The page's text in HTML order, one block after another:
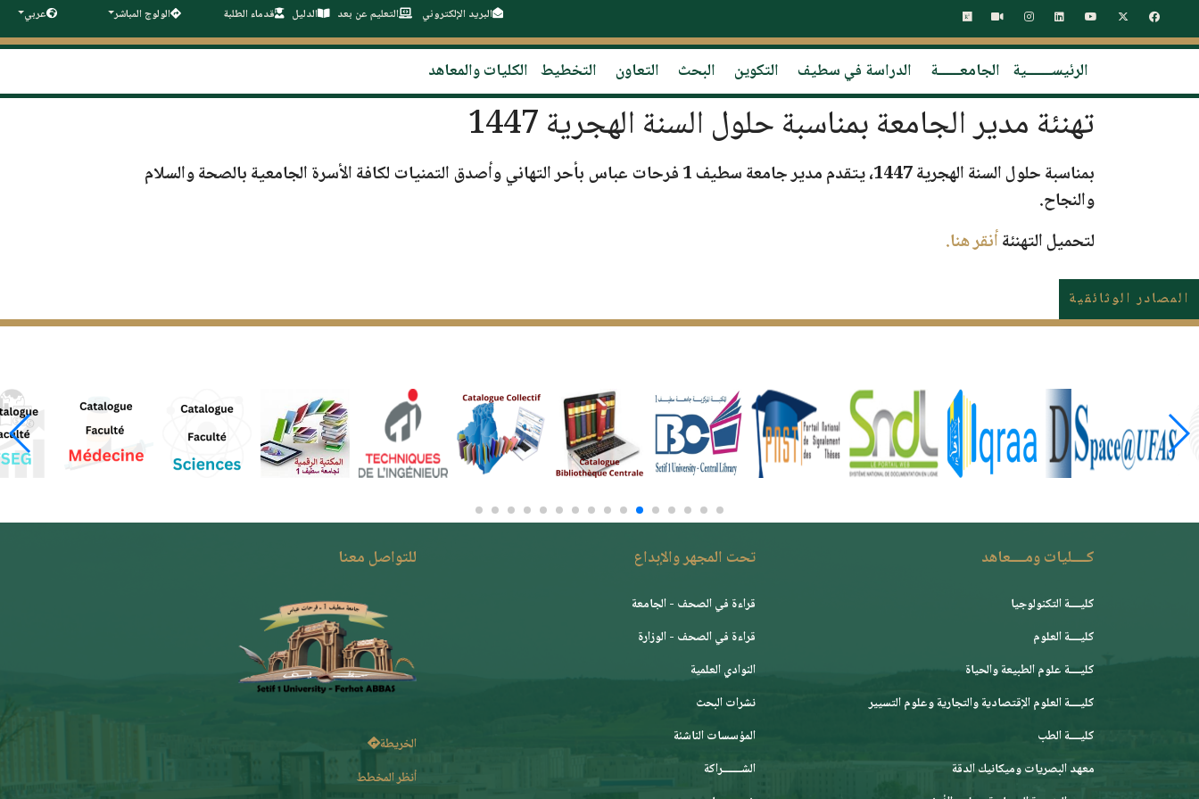
البريد الإلكتروني التعليم عن بعد الدليل قدماء الطلبة الولوج المباشر عربي
الرئيســـــــية الجامعــــــة الدراسة في سطيف التكوين البحث التعاون التخطيط الكليات والمعاهد
تهنئة مدير الجامعة بمناسبة حلول السنة الهجرية 1447
بمناسبة حلول السنة الهجرية1447، يتقدم مديرجامعة سطيف 1 فرحات عباس
بأحر التهاني وأصدق التمنيات لكافة الأسرة الجامعية بالصحة والسلام
والنجاح.
لتحميل التهنئةأنقر هنا.
المصادر الوثائقية
كــــليات ومــــعاهد
كليــــة التكنولوجيا
كليــــة العلوم
كليــــة علوم الطبيعة والحياة
كليــــة العلوم الإقتصادية والتجارية وعلوم التسيير
كليــــة الطب
معهد البصريات وميكانيك الدقة
تحت المجهر والإبداع
قراءة في الصحف - الجامعة
قراءة في الصحف - الوزارة
النوادي العلمية
نشرات البحث
المؤسسات الناشئة
الشـــــــراكة
للتواصل معنا
الخريطة
أنظر المخطط